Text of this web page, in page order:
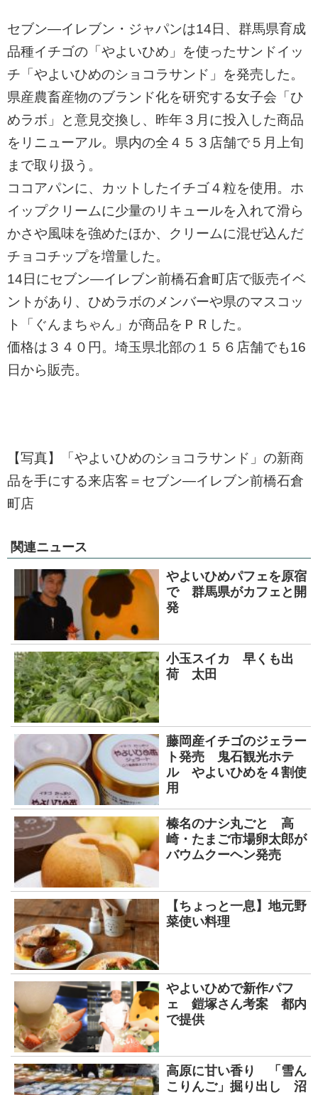
セブン―イレブン・ジャパンは14日、群馬県育成
品種イチゴの「やよいひめ」を使ったサンドイッ
チ「やよいひめのショコラサンド」を発売した。
県産農畜産物のブランド化を研究する女子会「ひ
めラボ」と意見交換し、昨年３月に投入した商品
をリニューアル。県内の全４５３店舗で５月上旬
まで取り扱う。
ココアパンに、カットしたイチゴ４粒を使用。ホ
イップクリームに少量のリキュールを入れて滑ら
かさや風味を強めたほか、クリームに混ぜ込んだ
チョコチップを増量した。
14日にセブン―イレブン前橋石倉町店で販売イベ
ントがあり、ひめラボのメンバーや県のマスコッ
ト「ぐんまちゃん」が商品をＰＲした。
価格は３４０円。埼玉県北部の１５６店舗でも16
日から販売。
【写真】「やよいひめのショコラサンド」の新商
品を手にする来店客＝セブン―イレブン前橋石倉
町店
関連ニュース
やよいひめパフェを原宿
で 群馬県がカフェと開
発
小玉スイカ 早くも出
荷 太田
藤岡産イチゴのジェラー
ト発売 鬼石観光ホテ
ル やよいひめを４割使
用
榛名のナシ丸ごと 高
崎・たまご市場卵太郎が
バウムクーヘン発売
【ちょっと一息】地元野
菜使い料理
やよいひめで新作パフ
ェ 鎧塚さん考案 都内
で提供
高原に甘い香り 「雪ん
こりんご」掘り出し 沼